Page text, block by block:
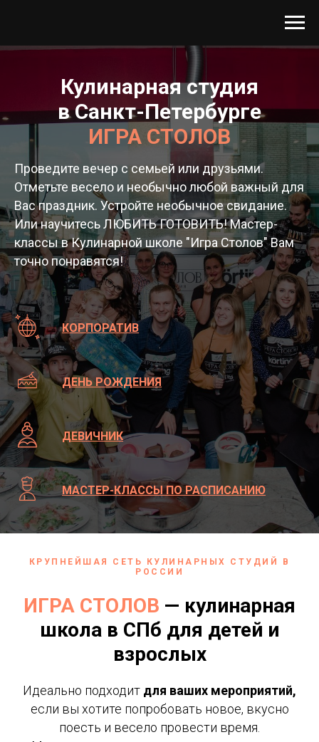
Кулинарная студия
в Санкт-Петербурге
ИГРА СТОЛОВ
Проведите вечер с семьей или друзьями.
Отметьте весело и необычно любой важный для
Вас праздник. Устройте необычное свидание.
Или научитесь ЛЮБИТЬ ГОТОВИТЬ! Мастер-
классы в Кулинарной школе "Игра Столов" Вам
точно понравятся!
КОРПОРАТИВ
ДЕНЬ РОЖДЕНИЯ
ДЕВИЧНИК
МАСТЕР-КЛАССЫ ПО РАСПИСАНИЮ
КРУПНЕЙШАЯ СЕТЬ КУЛИНАРНЫХ СТУДИЙ В
РОССИИ
ИГРА СТОЛОВ — кулинарная
школа в СПб для детей и
взрослых
Идеально подходит для ваших мероприятий,
если вы хотите попробовать новое, вкусно
поесть и весело провести время.